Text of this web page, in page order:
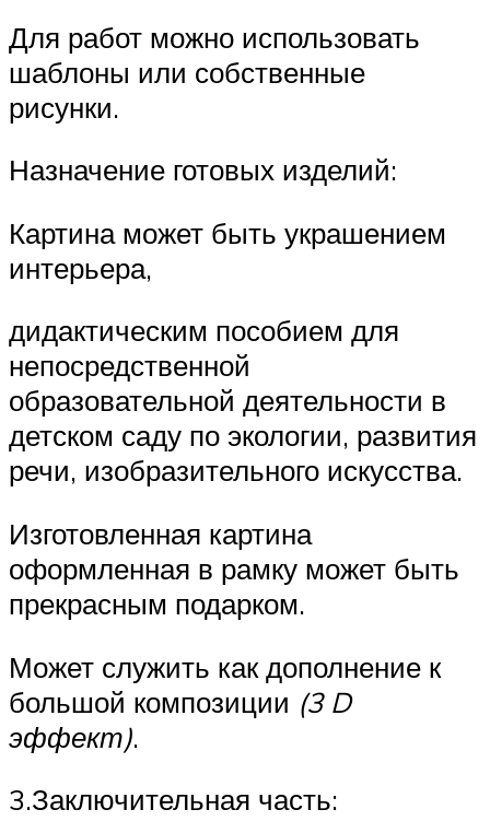
Для работ можно использовать
шаблоны или собственные
рисунки.
Назначение готовых изделий:
Картина может быть украшением
интерьера,
дидактическим пособием для
непосредственной
образовательной деятельности в
детском саду по экологии, развития
речи, изобразительного искусства.
Изготовленная картина
оформленная в рамку может быть
прекрасным подарком.
Может служить как дополнение к
большой композиции (3 D
эффект).
3.Заключительная часть: